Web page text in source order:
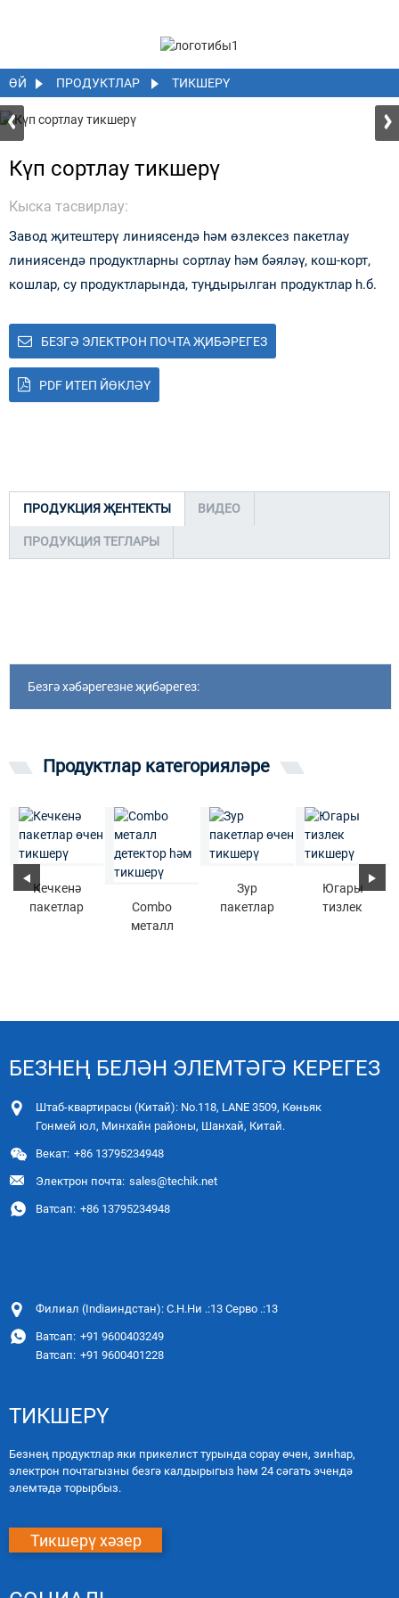
ӨЙ ПРОДУКТЛАР ТИКШЕРҮ
Күп сортлау тикшерү
Кыска тасвирлау:
Завод җитештерү линиясендә һәм өзлексез пакетлау
линиясендә продуктларны сортлау һәм бәяләү, кош-корт,
кошлар, су продуктларында, туңдырылган продуктлар һ.б.
БЕЗГӘ ЭЛЕКТРОН ПОЧТА ҖИБӘРЕГЕЗ
PDF ИТЕП ЙӨКЛӘҮ
ПРОДУКЦИЯ ҖЕНТЕКТЫ ВИДЕО
ПРОДУКЦИЯ ТЕГЛАРЫ
Безгә хәбәрегезне җибәрегез:
Продуктлар категорияләре
Кечкенә
пакетлар
Combo
металл
Зур
пакетлар
Югары
тизлек
БЕЗНЕҢ БЕЛӘН ЭЛЕМТӘГӘ КЕРЕГЕЗ
Штаб-квартирасы (Китай): No.118, LANE 3509, Көньяк
Гонмей юл, Минхайн районы, Шанхай, Китай.
Векат: +86 13795234948
Электрон почта: sales@techik.net
Ватсап: +86 13795234948
Филиал (Indiaиндстан): С.Н.Ни .:13 Серво .:13
Ватсап: +91 9600403249
Ватсап: +91 9600401228
ТИКШЕРҮ
Безнең продуктлар яки прикелист турында сорау өчен, зинһар,
электрон почтагызны безгә калдырыгыз һәм 24 сәгать эчендә
элемтәдә торырбыз.
Тикшерү хәзер